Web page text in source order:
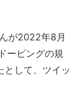
が2022年8月
ーピングの規
として、ツイッ